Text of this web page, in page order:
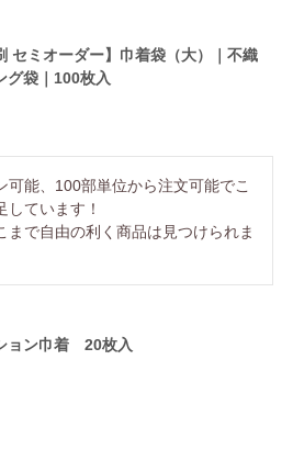
セミオーダー】巾着袋（大）｜不織
グ袋｜100枚入
可能、100部単位から注文可能でこ
ています！
まで自由の利く商品は見つけられま
ョン巾着 20枚入